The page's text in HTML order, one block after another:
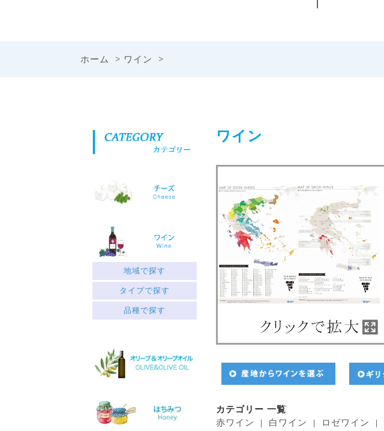
ホーム > ワイン >
ワイン
カテゴリー 一覧
赤ワイン
| 白ワイン | ロゼワイン |
地域で探す
ギリシャ北部
中央ギリシャ
ペロポネソス半島とイオニ
エーゲ海の島々
タイプで探す
赤
├リッチ
├フルーティー
ロゼ
スパークリング
品種で探す
サヴァティアノ
キドニツァ